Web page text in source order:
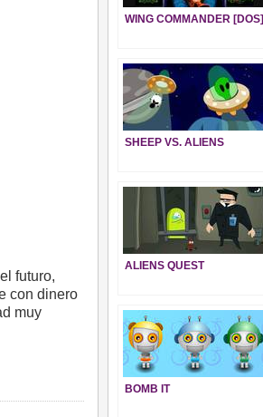
futuro,
con dinero
muy
WING COMMANDER [DOS]
SHEEP VS. ALIENS
ALIENS QUEST
BOMB IT